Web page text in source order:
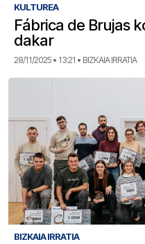
KULTUREA
Fábrica de Brujas
dakar
28/11/2025 • 13:21 • BIZKAIA IRRATIA
BIZKAIA IRRATIA